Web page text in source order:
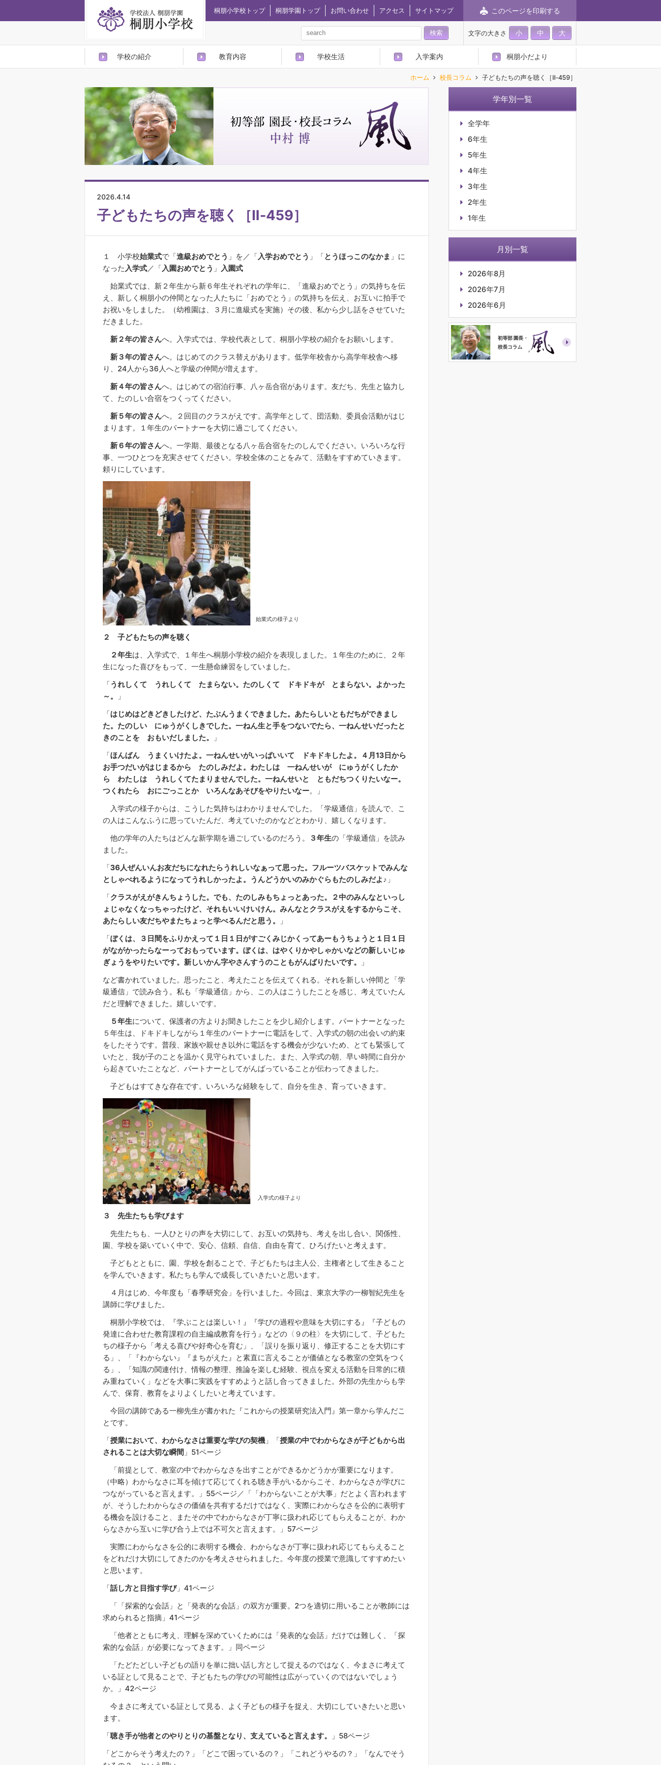
桐朋小学校トップ 桐朋学園トップ お問い合わせ アクセス サイトマップ このページを印刷する
文字の大きさ 小 中 大
学校の紹介 教育内容 学校生活 入学案内 桐朋小だより
ホーム 校長コラム 子どもたちの声を聴く［Ⅱ‐459］
2026.4.14
子どもたちの声を聴く［Ⅱ‐459］
１ 小学校始業式で「進級おめでとう 」を／「入学おめでとう 」「とうほっこのなかま 」に
なった入学式／「入園おめでとう 」 入園式
始業式では、新２年生から新６年生それぞれの学年に、「進級おめでとう」の気持ちを伝
え、新しく桐朋小の仲間となった人たちに「おめでとう」の気持ちを伝え、お互いに拍手で
お祝いをしました。（幼稚園は、３月に進級式を実施）その後、私から少し話をさせていた
だきました。
新２年の皆さんへ。入学式では、学校代表として、桐朋小学校の紹介をお願いします。
新３年の皆さんへ。はじめてのクラス替えがあります。低学年校舎から高学年校舎へ移
り、24人から36人へと学級の仲間が増えます。
新４年の皆さんへ。はじめての宿泊行事、八ヶ岳合宿があります。友だち、先生と協力し
て、たのしい合宿をつくってください。
新５年の皆さんへ。２回目のクラスがえです。高学年として、団活動、委員会活動がはじ
まります。１年生のパートナーを大切に過ごしてください。
新６年の皆さんへ。一学期、最後となる八ヶ岳合宿をたのしんでください。いろいろな行
事、一つひとつを充実させてください。学校全体のことをみて、活動をすすめていきます。
頼りにしています。
始業式の様子より
２ 子どもたちの声を聴く
２年生は、入学式で、１年生へ桐朋小学校の紹介を表現しました。１年生のために、２年
生になった喜びをもって、一生懸命練習をしていました。
「うれしくて うれしくて たまらない。たのしくて ドキドキが とまらない。よかった
～。
」
「はじめはどきどきしたけど、たぶんうまくできました。あたらしいともだちができまし
た。たのしい にゅうがくしきでした。一ねん生と手をつないでたら、一ねんせいだったと
きのことを おもいだしました。
」
「ほんばん うまくいけたよ。一ねんせいがいっぱいいて ドキドキしたよ。４月13日から
お手つだいがはじまるから たのしみだよ。わたしは 一ねんせいが にゅうがくしたか
ら わたしは うれしくてたまりませんでした。一ねんせいと ともだちつくりたいなー。
つくれたら おにごっことか いろんなあそびをやりたいなー。」
入学式の様子からは、こうした気持ちはわかりませんでした。「学級通信」を読んで、こ
の人はこんなふうに思っていたんだ、考えていたのかなどとわかり、嬉しくなります。
他の学年の人たちはどんな新学期を過ごしているのだろう。
３年生の「学級通信」を読み
ました。
「36人ぜんいんお友だちになれたらうれしいなぁって思った。フルーツバスケットでみんな
としゃべれるようになってうれしかったよ。うんどうかいのみかぐらもたのしみだよ♪ 」
「クラスがえがきんちょうした。でも、たのしみもちょっとあった。２中のみんなといっし
ょじゃなくなっちゃったけど、それもいいけいけん。みんなとクラスがえをするからこそ、
あたらしい友だちやまたちょっと学べるんだと思う。
」
「ぼくは、３日間をふりかえって１日１日がすごくみじかくってあーもうちょうと１日１日
がながかったらなーっておもっています。ぼくは、はやくりかやしゃかいなどの新しいじゅ
ぎょうをやりたいです。新しいかん字やさんすうのこともがんばりたいです。
」
など書かれていました。思ったこと、考えたことを伝えてくれる。それを新しい仲間と「学
級通信」で読み合う。私も「学級通信」から、この人はこうしたことを感じ、考えていたん
だと理解できました。嬉しいです。
５年生について、保護者の方よりお聞きしたことを少し紹介します。パートナーとなった
５年生は、ドキドキしながら１年生のパートナーに電話をして、入学式の朝の出会いの約束
をしたそうです。普段、家族や親せき以外に電話をする機会が少ないため、とても緊張して
いたと、我が子のことを温かく見守られていました。また、入学式の朝、早い時間に自分か
ら起きていたことなど、パートナーとしてがんばっていることが伝わってきました。
子どもはすてきな存在です。いろいろな経験をして、自分を生き、育っていきます。
入学式の様子より
３ 先生たちも学びます
先生たちも、一人ひとりの声を大切にして、お互いの気持ち、考えを出し合い、関係性、
園、学校を築いていく中で、安心、信頼、自信、自由を育て、ひろげたいと考えます。
子どもとともに、園、学校を創ることで、子どもたちは主人公、主権者として生きること
を学んでいきます。私たちも学んで成長していきたいと思います。
４月はじめ、今年度も「春季研究会」を行いました。今回は、東京大学の一柳智紀先生を
講師に学びました。
桐朋小学校では、『学ぶことは楽しい！』『学びの過程や意味を大切にする』『子どもの
発達に合わせた教育課程の自主編成教育を行う』などの〈９の柱〉を大切にして、子どもた
ちの様子から「考える喜びや好奇心を育む」、「誤りを振り返り、修正することを大切にす
る」、「『わからない』『まちがえた』と素直に言えることが価値となる教室の空気をつく
る」、「知識の関連付け、情報の整理、推論を楽しむ経験、視点を変える活動を日常的に積
み重ねていく」などを大事に実践をすすめようと話し合ってきました。外部の先生からも学
んで、保育、教育をよりよくしたいと考えています。
今回の講師である一柳先生が書かれた『これからの授業研究法入門』第一章から学んだこ
とです。
「授業において、わからなさは重要な学びの契機 」「授業の中でわからなさが子どもから出
されることは大切な瞬間 」51ページ
「前提として、教室の中でわからなさを出すことができるかどうかが重要になります。
（中略）わからなさに耳を傾けて応じてくれる聴き手がいるからこそ、わからなさが学びに
つながっていると言えます。」55ページ／「「わからないことが大事」だとよく言われます
が、そうしたわからなさの価値を共有するだけではなく、実際にわからなさを公的に表明す
る機会を設けること、またその中でわからなさが丁寧に扱われ応じてもらえることが、わか
らなさから互いに学び合う上では不可欠と言えます。」57ページ
実際にわからなさを公的に表明する機会、わからなさが丁寧に扱われ応じてもらえること
をどれだけ大切にしてきたのかを考えさせられました。今年度の授業で意識してすすめたい
と思います。
「話し方と目指す学び」41ページ
「「探索的な会話」と「発表的な会話」の双方が重要。2つを適切に用いることが教師には
求められると指摘」41ページ
「他者とともに考え、理解を深めていくためには「発表的な会話」だけでは難しく、「探
索的な会話」が必要になってきます。」同ページ
「たどたどしい子どもの語りを単に拙い話し方として捉えるのではなく、今まさに考えて
いる証として見ることで、子どもたちの学びの可能性は広がっていくのではないでしょう
か。」42ページ
今まさに考えている証として見る、よく子どもの様子を捉え、大切にしていきたいと思い
ます。
「聴き手が他者とのやりとりの基盤となり、支えていると言えます。
」58ページ
「どこからそう考えたの？」「どこで困っているの？」「これどうやるの？」「なんでそう
学年別一覧
全学年
6年生
5年生
4年生
3年生
2年生
1年生
月別一覧
2026年8月
2026年7月
2026年6月
初等部 園長・
校長コラム